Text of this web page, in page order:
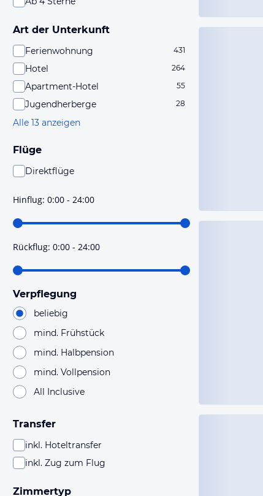
Art der Unterkunft
Ferienwohnung 431
Hotel 264
Apartment-Hotel 55
Jugendherberge 28
Alle 13 anzeigen
Flüge
Direktflüge
hoher Wahrscheinlichkeit Direktflüge sind. Bitte
prüfe vor der Buchung noch einmal die Flugdetails.
Hinflug: 0:00 - 24:00
Rückflug: 0:00 - 24:00
Verpflegung
beliebig
mind. Frühstück
mind. Halbpension
mind. Vollpension
All Inclusive
Transfer
inkl. Hoteltransfer
inkl. Zug zum Flug
Zimmertyp